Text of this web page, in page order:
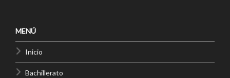
MENÚ
Inicio
Bachillerato